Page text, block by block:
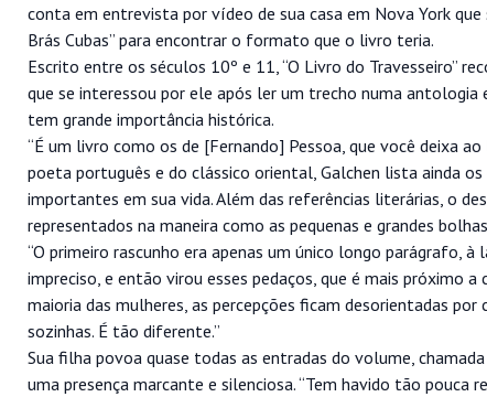
conta em entrevista por vídeo de sua casa em Nova York
Brás Cubas” para encontrar o formato que o livro teria.
Escrito entre os séculos 10º e 11, “O Livro do Travesseiro”
que se interessou por ele após ler um trecho numa
tem grande importância histórica.
“É um livro como os de [Fernando] Pessoa, que você deixa
poeta português e do clássico oriental, Galchen lista ainda
importantes em sua vida. Além das referências literárias, o
representados na maneira como as pequenas e grandes
“O primeiro rascunho era apenas um único longo parágrafo,
impreciso, e então virou esses pedaços, que é mais próximo
maioria das mulheres, as percepções ficam desorientadas
sozinhas. É tão diferente.”
Sua filha povoa quase todas as entradas do volume,
uma presença marcante e silenciosa. “Tem havido tão